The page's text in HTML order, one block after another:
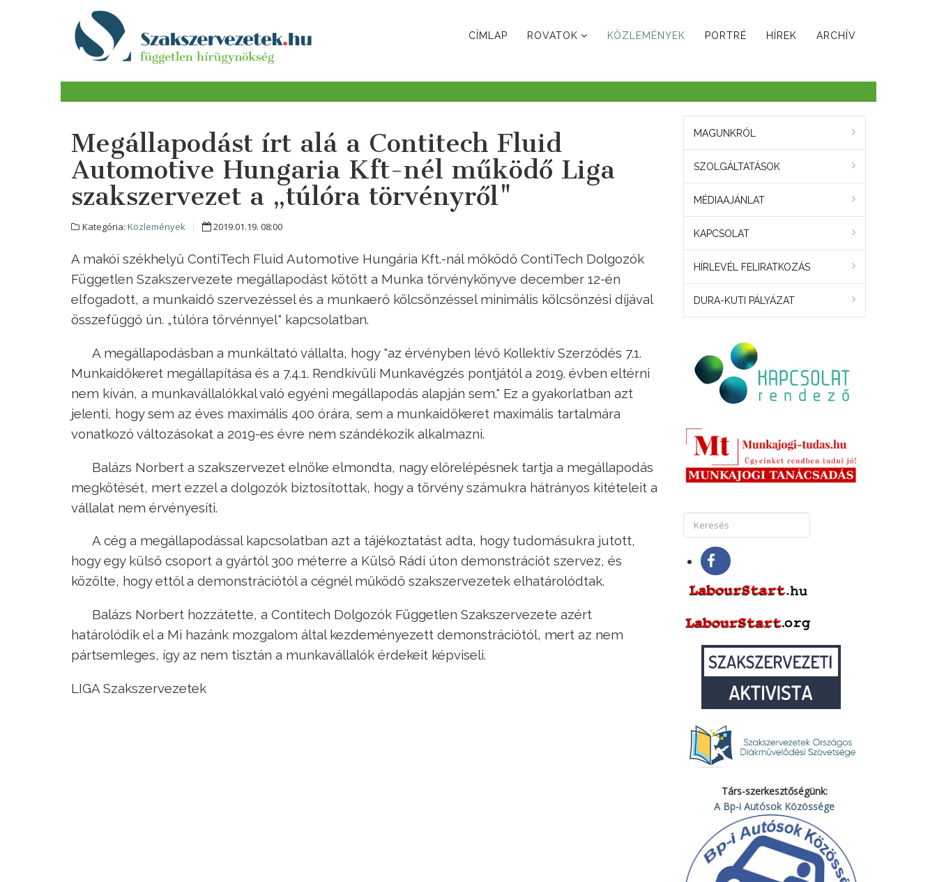
CÍMLAP ROVATOK KÖZLEMÉNYEK PORTRÉ HÍREK ARCHÍV
Megállapodást írt alá a Contitech Fluid
Automotive Hungaria Kft-nél működő Liga
szakszervezet a „túlóra törvényről"
Kategória: Közlemények 2019.01.19. 08:00
A makói székhelyű ContiTech Fluid Automotive Hungária Kft.-nál mőködő ContiTech Dolgozók
Független Szakszervezete megállapodást kötött a Munka törvénykönyve december 12-én
elfogadott, a munkaidő szervezéssel és a munkaerő kölcsönzéssel minimális kölcsönzési díjával
összefüggő ún. „túlóra törvénnyel" kapcsolatban.
A megállapodásban a munkáltató vállalta, hogy "az érvényben lévő Kollektív Szerződés 7.1.
Munkaidőkeret megállapítása és a 7.4.1. Rendkívüli Munkavégzés pontjától a 2019. évben eltérni
nem kíván, a munkavállalókkal való egyéni megállapodás alapján sem." Ez a gyakorlatban azt
jelenti, hogy sem az éves maximális 400 órára, sem a munkaidőkeret maximális tartalmára
vonatkozó változásokat a 2019-es évre nem szándékozik alkalmazni.
Balázs Norbert a szakszervezet elnöke elmondta, nagy előrelépésnek tartja a megállapodás
megkötését, mert ezzel a dolgozók biztosítottak, hogy a törvény számukra hátrányos kitételeit a
vállalat nem érvényesíti.
A cég a megállapodással kapcsolatban azt a tájékoztatást adta, hogy tudomásukra jutott,
hogy egy külső csoport a gyártól 300 méterre a Külső Rádi úton demonstrációt szervez, és
közölte, hogy ettől a demonstrációtól a cégnél működő szakszervezetek elhatárolódtak.
Balázs Norbert hozzátette, a Contitech Dolgozók Független Szakszervezete azért
határolódik el a Mi hazánk mozgalom által kezdeményezett demonstrációtól, mert az nem
pártsemleges, így az nem tisztán a munkavállalók érdekeit képviseli.
LIGA Szakszervezetek
MAGUNKRÓL
SZOLGÁLTATÁSOK
MÉDIAAJÁNLAT
KAPCSOLAT
HÍRLEVÉL FELIRATKOZÁS
DURA-KUTI PÁLYÁZAT
Társ-szerkesztőségünk:
A Bp-i Autósok Közössége